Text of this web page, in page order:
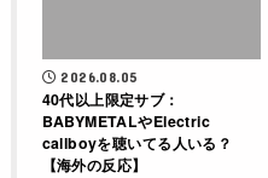
2026.08.05
40代以上限定サブ：
BABYMETALやElectric
callboyを聴いてる人いる？
【海外の反応】